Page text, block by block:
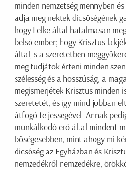
minden nemzetség mennyben
adja meg nektek dicsőségének
hogy Lelke által hatalmasan
belső ember; hogy Krisztus
által, s a szeretetben
meg tudjátok érteni minden
szélesség és a hosszúság, a
megismerjétek Krisztus minden
szeretetét, és így mind jobban
átfogó teljességével. Annak
munkálkodó erő által mindent
bőségesebben, mint ahogy mi
dicsőség az Egyházban és
nemzedékről nemzedékre,